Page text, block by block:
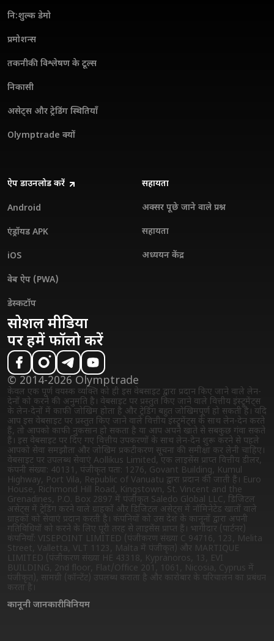
नि:शुल्क डेमो
प्रमोशन्स
तकनीकी विश्लेषण के टूल्स
निकासी
असेट्स और ट्रेडिंग स्थितियाँ
Olymptrade क्यों
ऐप डाउनलोड करें
Android
एंड्रॉयड APK
iOS
वेब ऐप (PWA)
डेस्कटॉप
सहायता
अक्सर पूछे जाने वाले प्रश्न
सहायता
अध्ययन केंद्र
सोशल मीडिया
पर हमें फॉलो करें
© 2014-2026 Olymptrade
केवल एक पूर्ण वयस्क व्यक्ति को ही इस वेबसाइट द्वारा प्रदान किए जाने वाले लेन-
देनों को करने की अनुमति है। वेबसाइट पर प्रस्तुत किए जाने वाले वित्तीय इंस्ट्रुमेंट्स
के लेन-देनों में काफी जोखिम होता है और ट्रेडिंग बहुत जोखिमपूर्ण हो सकती है। यदि
आप इस वेबसाइट पर प्रस्तुत किए जाने वाले वित्तीय इंस्ट्रुमेंट्स के साथ लेन-देन करते
हैं, तो आपको काफी नुकसान हो सकता है या आप अपने खाते से सबकुछ गंवा सकते
हैं। इस वेबसाइट पर दिए गए वित्तीय उपकरणों के साथ लेन-देन शुरू करने से पहले
आपको सेवा समझौता और जोखिम प्रकटीकरण सूचना की समीक्षा कर लेनी चाहिए।
वेबसाइट पर उपलब्ध सेवाएं Aollikus Limited, एक लाइसेंस प्राप्त वित्तीय डीलर,
कंपनी संख्या: 40131, पंजीकृत पता: 1276, Govant Building, Kumul
Highway, Port Vila, Republic of Vanuatu द्वारा प्रदान की जाती हैं। Euro
House, Richmond Hill Road, Kingstown, St. Vincent and the
Grenadines, P.O. Box 2897 में पंजीकृत Saledo Global LLC, डिजिटल
असेट्स में ट्रेडिंग करने वाले ग्राहकों और डिजिटल असेट्स में नॉमिनेटेड खातों वाले
ग्राहकों को सेवाएं प्रदान करती है। कंपनियों को उस देश के कानूनों द्वारा अपनी
गतिविधियों को करने के लिए पूरी तरह से लाइसेंस प्राप्त हैं। भागीदार (पार्टनर)
कंपनियाँ: VISEPOINT LIMITED (पंजीकरण संख्या C 94716, 123, Melita
Street, Valletta, VLT 1123, Malta में पंजीकृत) और MARTIQUE
LIMITED (पंजीकरण संख्या HE 43318, Kypranoros, 13, EVI
BUILDING, 2nd floor, Flat/Office 201, 1061, Nicosia, Cyprus में
पंजीकृत), सामग्री (कॉन्टेंट) उपलब्ध कराता है और कारोबार के परिचालन का प्रबंधन
करता है।
कानूनी जानकारीविनियम